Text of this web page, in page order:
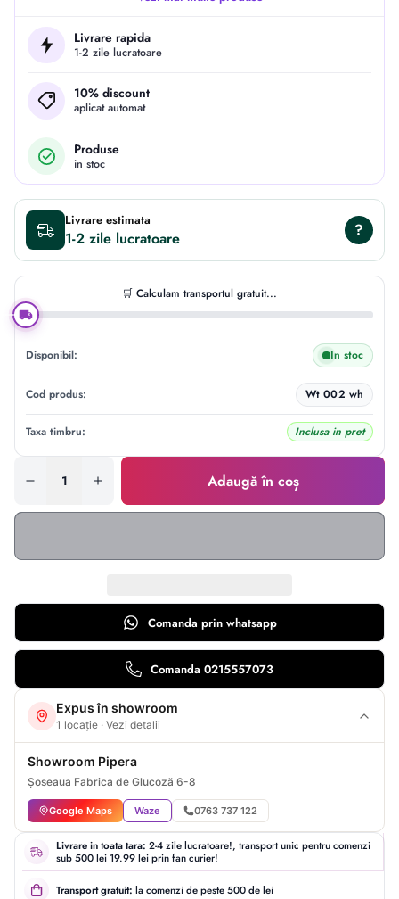
Livrare rapida
1-2 zile lucratoare
10% discount
aplicat automat
Produse
in stoc
Livrare estimata
1-2 zile ?
🛒 Calculam transportul gratuit...
Disponibil: In stoc
Cod produs: Wt 002 wh
Taxa timbru: Inclusa in pret
Adaugă în coș
Comanda prin whatsapp
Comanda 0215557073
Expus în showroom
1 locație · Vezi detalii
Showroom Pipera
Șoseaua Fabrica de Glucoză 6-8
Google Maps Waze 0763 737 122
Livrare in toata tara: 2-4 zile lucratoare!, transport unic pentru comenzi
sub 500 lei 19.99 lei prin fan curier!
Transport gratuit: la comenzi de peste 500 de lei